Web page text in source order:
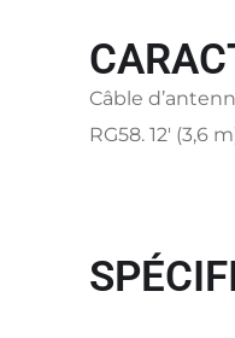
Câble
RG58. 12′ (3,6